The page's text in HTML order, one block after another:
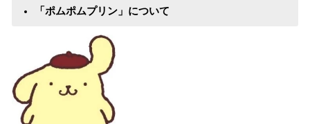
「ポムポムプリン」について